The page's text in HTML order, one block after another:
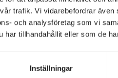
trafik. Vi vidarebefordrar
och analysföretag som vi
har tillhandahållit eller som de
Inställningar